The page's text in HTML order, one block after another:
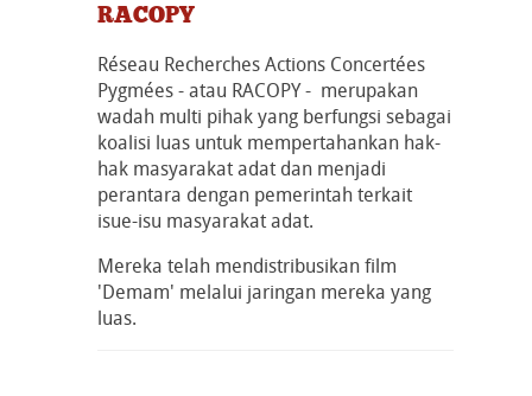
RACOPY
Réseau Recherches Actions Concertées
Pygmées - atau RACOPY - merupakan
wadah multi pihak yang berfungsi sebagai
koalisi luas untuk mempertahankan hak-
hak masyarakat adat dan menjadi
perantara dengan pemerintah terkait
isue-isu masyarakat adat.
Mereka telah mendistribusikan film
'Demam' melalui jaringan mereka yang
luas.